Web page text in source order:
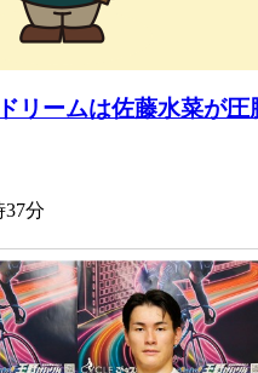
リームは佐藤水菜が圧
37分